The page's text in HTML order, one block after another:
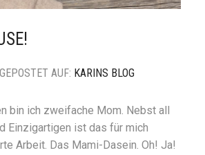
AUF: KARINS BLOG
bin ich zweifache Mom. Nebst all
Einzigartigen ist das für mich
Arbeit. Das Mami-Dasein. Oh! Ja!